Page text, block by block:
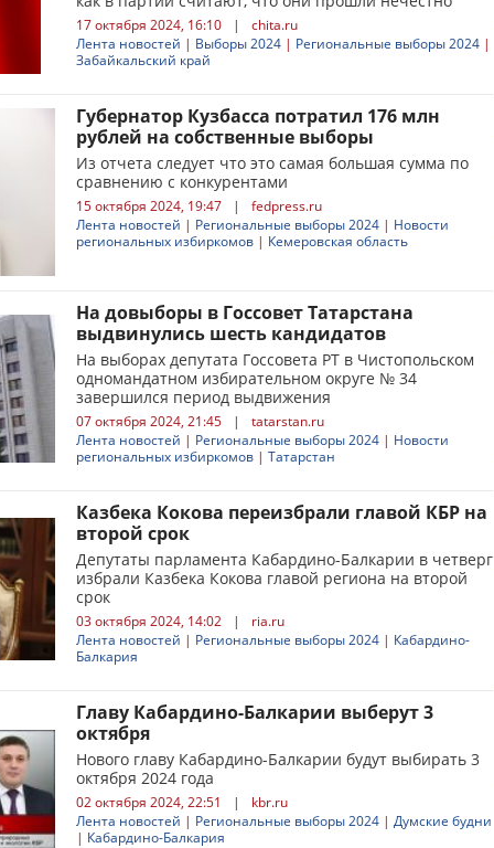
17 октября 2024, 16:10 |
chita.ru
Лента новостей | Выборы 2024 | Региональные выборы 2024 |
Забайкальский край
Губернатор Кузбасса потратил 176 млн
рублей на собственные выборы
Из отчета следует что это самая большая сумма по
сравнению с конкурентами
15 октября 2024, 19:47 |
fedpress.ru
Лента новостей | Региональные выборы 2024 | Новости
региональных избиркомов | Кемеровская область
На довыборы в Госсовет Татарстана
выдвинулись шесть кандидатов
На выборах депутата Госсовета РТ в Чистопольском
одномандатном избирательном округе № 34
завершился период выдвижения
07 октября 2024, 21:45 |
tatarstan.ru
Лента новостей | Региональные выборы 2024 | Новости
региональных избиркомов | Татарстан
Казбека Кокова переизбрали главой КБР на
второй срок
Депутаты парламента Кабардино-Балкарии в четверг
избрали Казбека Кокова главой региона на второй
срок
03 октября 2024, 14:02 |
ria.ru
Лента новостей | Региональные выборы 2024 | Кабардино-
Балкария
Главу Кабардино-Балкарии выберут 3
октября
Нового главу Кабардино-Балкарии будут выбирать 3
октября 2024 года
02 октября 2024, 22:51 |
kbr.ru
Лента новостей | Региональные выборы 2024 | Думские будни
| Кабардино-Балкария